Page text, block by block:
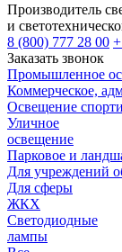
Производитель
и
8 (800) 777 28 00
Заказать звонок
Промышленное
Коммерческое,
Освещение
Уличное
освещение
Парковое и
Для учреждений
Для сферы
ЖКХ
Светодиодные
лампы